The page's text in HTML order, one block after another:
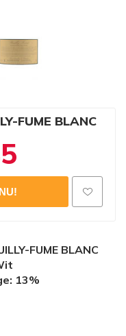
FUME BLANC
FUME BLANC
: 13%